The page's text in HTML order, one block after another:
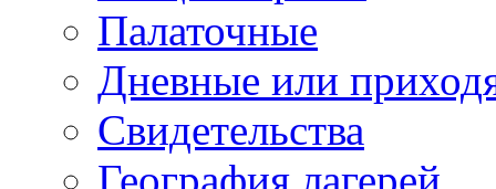
Палаточные
Дневные или
Свидетельства
География лагерей